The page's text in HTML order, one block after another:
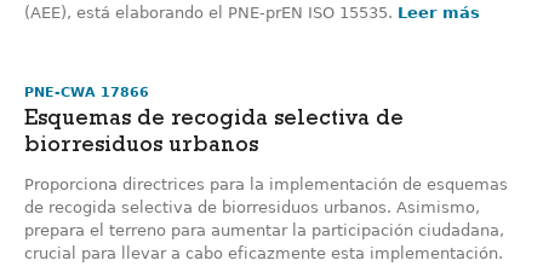
(AEE), está elaborando el PNE-prEN ISO 15535. Leer más
PNE-CWA 17866
Esquemas de recogida selectiva de
biorresiduos urbanos
Proporciona directrices para la implementación de esquemas
de recogida selectiva de biorresiduos urbanos. Asimismo,
prepara el terreno para aumentar la participación ciudadana,
crucial para llevar a cabo eficazmente esta implementación.